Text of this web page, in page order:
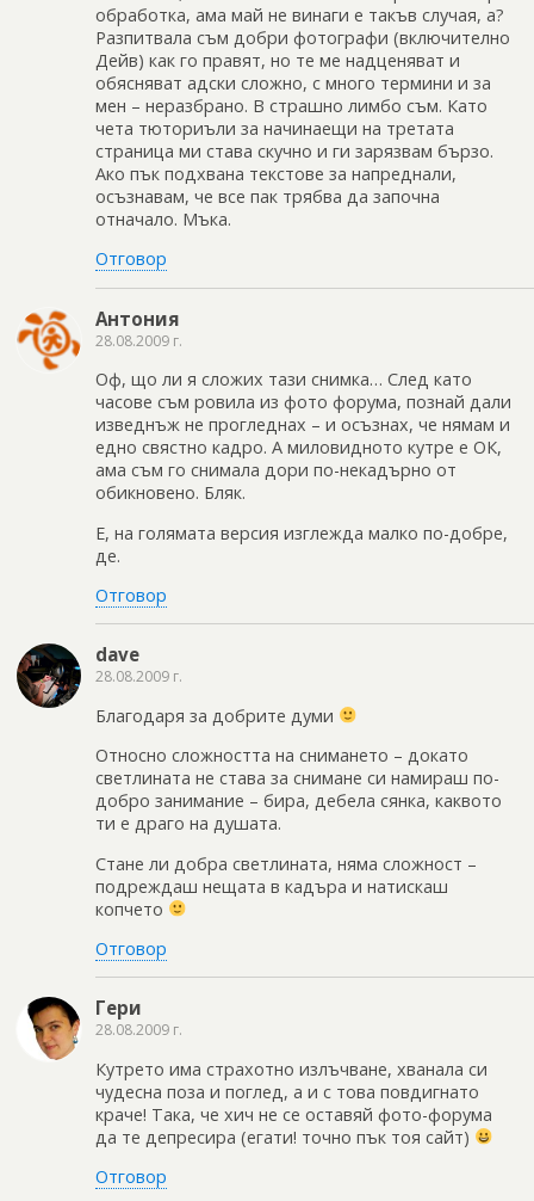
обработка, ама май не винаги е такъв случая, а?
Разпитвала съм добри фотографи (включително
Дейв) как го правят, но те ме надценяват и
обясняват адски сложно, с много термини и за
мен – неразбрано. В страшно лимбо съм. Като
чета тюториъли за начинаещи на третата
страница ми става скучно и ги зарязвам бързо.
Ако пък подхвана текстове за напреднали,
осъзнавам, че все пак трябва да започна
отначало. Мъка.
Отговор
Антония
28.08.2009 г.
Оф, що ли я сложих тази снимка… След като
часове съм ровила из фото форума, познай дали
изведнъж не прогледнах – и осъзнах, че нямам и
едно свястно кадро. А миловидното кутре е ОК,
ама съм го снимала дори по-некадърно от
обикновено. Бляк.
Е, на голямата версия изглежда малко по-добре,
де.
Отговор
dave
28.08.2009 г.
Благодаря за добрите думи
Относно сложността на снимането – докато
светлината не става за снимане си намираш по-
добро занимание – бира, дебела сянка, каквото
ти е драго на душата.
Стане ли добра светлината, няма сложност –
подреждаш нещата в кадъра и натискаш
копчето
Отговор
Гери
28.08.2009 г.
Кутрето има страхотно излъчване, хванала си
чудесна поза и поглед, а и с това повдигнато
краче! Така, че хич не се оставяй фото-форума
да те депресира (егати! точно пък тоя сайт)
Отговор